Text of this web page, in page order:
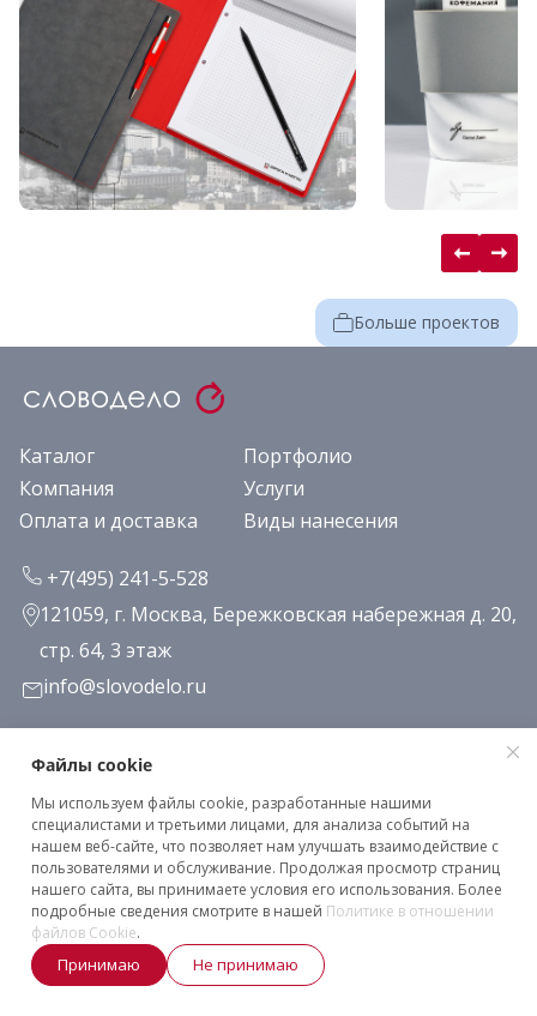
Больше проектов
Каталог
Портфолио
Компания
Услуги
Оплата и доставка
Виды нанесения
+7(495) 241-5-528
121059, г. Москва, Бережковская набережная д. 20,
стр. 64, 3 этаж
info@slovodelo.ru
Заказать звонок
Подписаться на рассылку
Клиентское соглашение
Политика конфиденциальности
2026 © «Словодело». Все права защищены
Файлы cookie
Мы используем файлы cookie, разработанные нашими
специалистами и третьими лицами, для анализа событий на
нашем веб-сайте, что позволяет нам улучшать взаимодействие с
пользователями и обслуживание. Продолжая просмотр страниц
нашего сайта, вы принимаете условия его использования. Более
подробные сведения смотрите в нашей Политике в отношении
файлов Cookie.
Принимаю Не принимаю